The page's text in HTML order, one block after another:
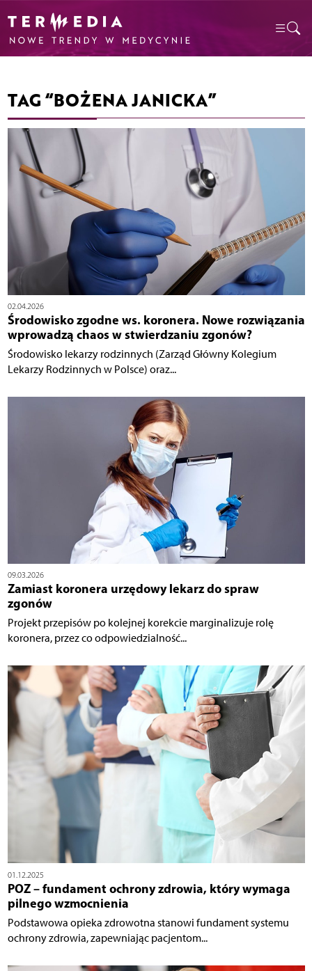
TAG “BOŻENA JANICKA”
02.04.2026
Środowisko zgodne ws. koronera. Nowe rozwiązania
wprowadzą chaos w stwierdzaniu zgonów?
Środowisko lekarzy rodzinnych (Zarząd Główny Kolegium
Lekarzy Rodzinnych w Polsce) oraz...
09.03.2026
Zamiast koronera urzędowy lekarz do spraw
zgonów
Projekt przepisów po kolejnej korekcie marginalizuje rolę
koronera, przez co odpowiedzialność...
01.12.2025
POZ – fundament ochrony zdrowia, który wymaga
pilnego wzmocnienia
Podstawowa opieka zdrowotna stanowi fundament systemu
ochrony zdrowia, zapewniając pacjentom...